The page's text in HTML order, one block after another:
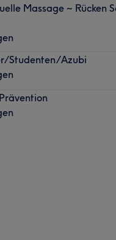
Massage ~ Rücken
Studenten/Azubi